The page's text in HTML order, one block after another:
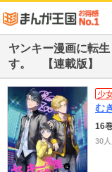
ヤンキー漫画に転
す。 【連載版】
少
む
16
30人